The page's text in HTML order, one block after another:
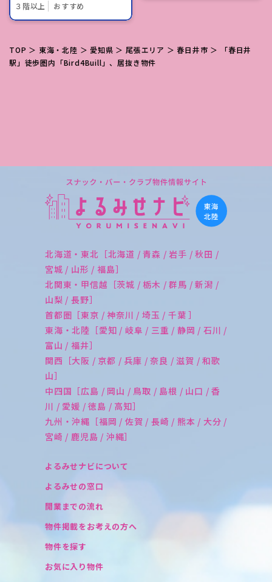
３階以上
おすすめ
TOP ＞ 東海・北陸 ＞ 愛知県 ＞尾張エリア ＞ 春日井市 ＞ 「春日井
駅」徒歩圏内「Bird4Buill」、居抜き物件
北海道・東北［北海道 / 青森 / 岩手 / 秋田 /
宮城 / 山形 / 福島］
北関東・甲信越［茨城 / 栃木 / 群馬 / 新潟 /
山梨 / 長野］
首都圏［東京 / 神奈川 / 埼玉 / 千葉 ］
東海・北陸［愛知 / 岐阜 / 三重 / 静岡 / 石川 /
富山 / 福井］
関西［大阪 / 京都 / 兵庫 / 奈良 / 滋賀 / 和歌
山］
中四国［広島 / 岡山 / 鳥取 / 島根 / 山口 / 香
川 / 愛媛 / 徳島 / 高知］
九州・沖縄［福岡 / 佐賀 / 長崎 / 熊本 / 大分 /
宮崎 / 鹿児島 / 沖縄］
よるみせナビについて
よるみせの窓口
開業までの流れ
物件掲載をお考えの方へ
物件を探す
お気に入り物件